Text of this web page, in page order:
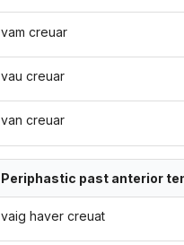
vam creuar
vau creuar
van creuar
Periphastic past anterior
vaig haver creuat